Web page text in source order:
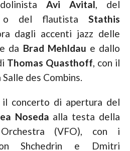
Avi Avital, del
o del flautistaStathis
dagli accenti jazz delle
da Brad Mehldau e dallo
Thomas Quasthoff, con il
des Combins.
concerto di apertura del
Noseda alla testa della
(VFO), con i
Shchedrin e Dmitri